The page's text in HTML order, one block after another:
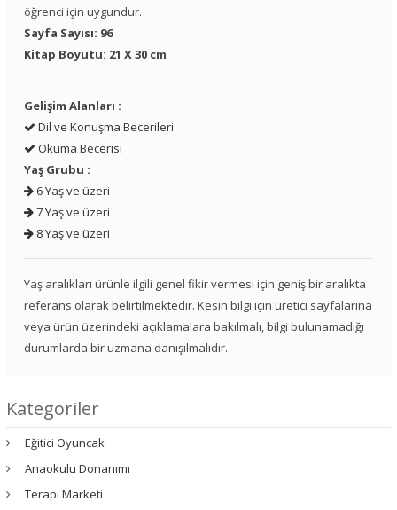
öğrenci için uygundur.
Sayfa Sayısı: 96
Kitap Boyutu: 21 X 30 cm
Gelişim Alanları :
Dil ve Konuşma Becerileri
Okuma Becerisi
Yaş Grubu :
6 Yaş ve üzeri
7 Yaş ve üzeri
8 Yaş ve üzeri
Yaş aralıkları ürünle ilgili genel fikir vermesi için geniş bir aralıkta
referans olarak belirtilmektedir. Kesin bilgi için üretici sayfalarına
veya ürün üzerindeki açıklamalara bakılmalı, bilgi bulunamadığı
durumlarda bir uzmana danışılmalıdır.
Kategoriler
Eğitici Oyuncak
Anaokulu Donanımı
Terapi Marketi